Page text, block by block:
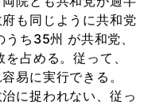
も同じように共和党
ち35州 が共和党、
占める。従って、
易に実行できる。
に捉われない、従っ